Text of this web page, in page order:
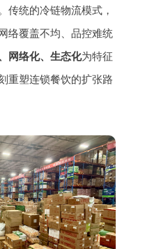
传统的冷链物流模式，
络覆盖不均、品控难统
网络化、生态化为特征
重塑连锁餐饮的扩张路